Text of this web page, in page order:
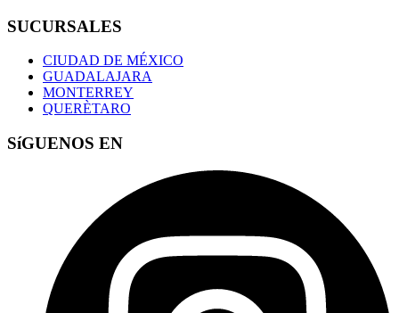
SUCURSALES
CIUDAD DE MÉXICO
GUADALAJARA
MONTERREY
QUERÈTARO
SíGUENOS EN